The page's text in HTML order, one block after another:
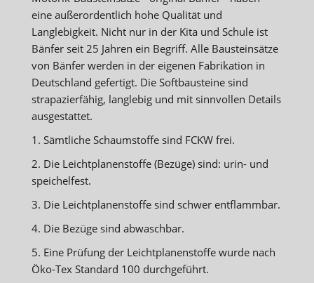
eine außerordentlich hohe Qualität und
Langlebigkeit. Nicht nur in der Kita und Schule ist
Bänfer seit 25 Jahren ein Begriff. Alle Bausteinsätze
von Bänfer werden in der eigenen Fabrikation in
Deutschland gefertigt. Die Softbausteine sind
strapazierfähig, langlebig und mit sinnvollen Details
ausgestattet.
1. Sämtliche Schaumstoffe sind FCKW frei.
2. Die Leichtplanenstoffe (Bezüge) sind: urin- und
speichelfest.
3. Die Leichtplanenstoffe sind schwer entflammbar.
4. Die Bezüge sind abwaschbar.
5. Eine Prüfung der Leichtplanenstoffe wurde nach
Öko-Tex Standard 100 durchgeführt.